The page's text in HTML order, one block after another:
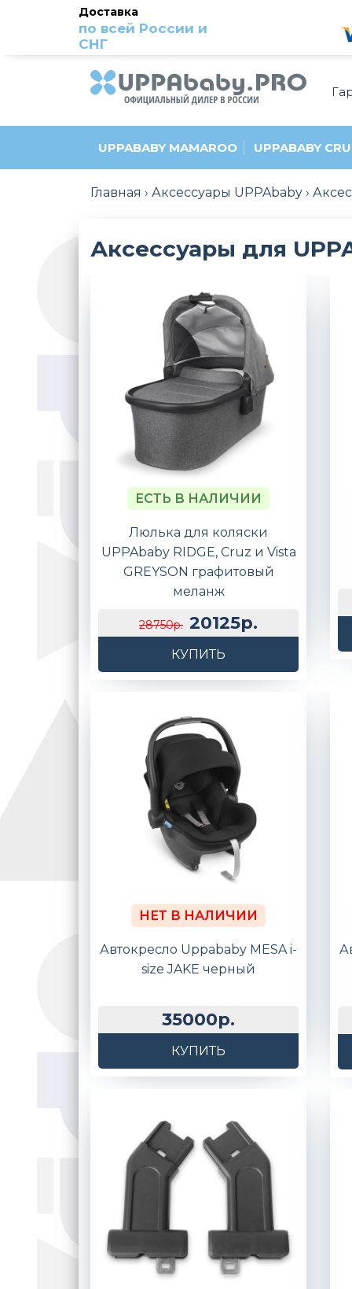
Доставка
по всей России и
СНГ
UPPABABY MAMAROO UPPABABY
Главная Аксессуары UPPAbaby
Аксессуары для
ЕСТЬ В НАЛИЧИИ
Люлька для коляски
UPPAbaby RIDGE, Cruz и Vista
GREYSON графитовый
меланж
28750р. 20125р.
КУПИТЬ
НЕТ В НАЛИЧИИ
Автокресло Uppababy MESA i-
size JAKE черный
35000р.
КУПИТЬ